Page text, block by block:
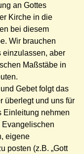
an Gottes
Kirche in die
bei diesem
Wir brauchen
einzulassen, aber
Maßstäbe in
Gebet folgt das
überlegt und uns für
Einleitung nehmen
eigene
posten (z.B. „Gott